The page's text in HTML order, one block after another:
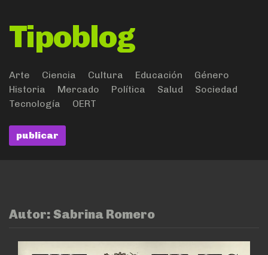
Tipoblog
Arte Ciencia Cultura Educación
Género
Historia
Mercado Política Salud
Sociedad
Tecnología
OERT
publicar
Autor: Sabrina Romero